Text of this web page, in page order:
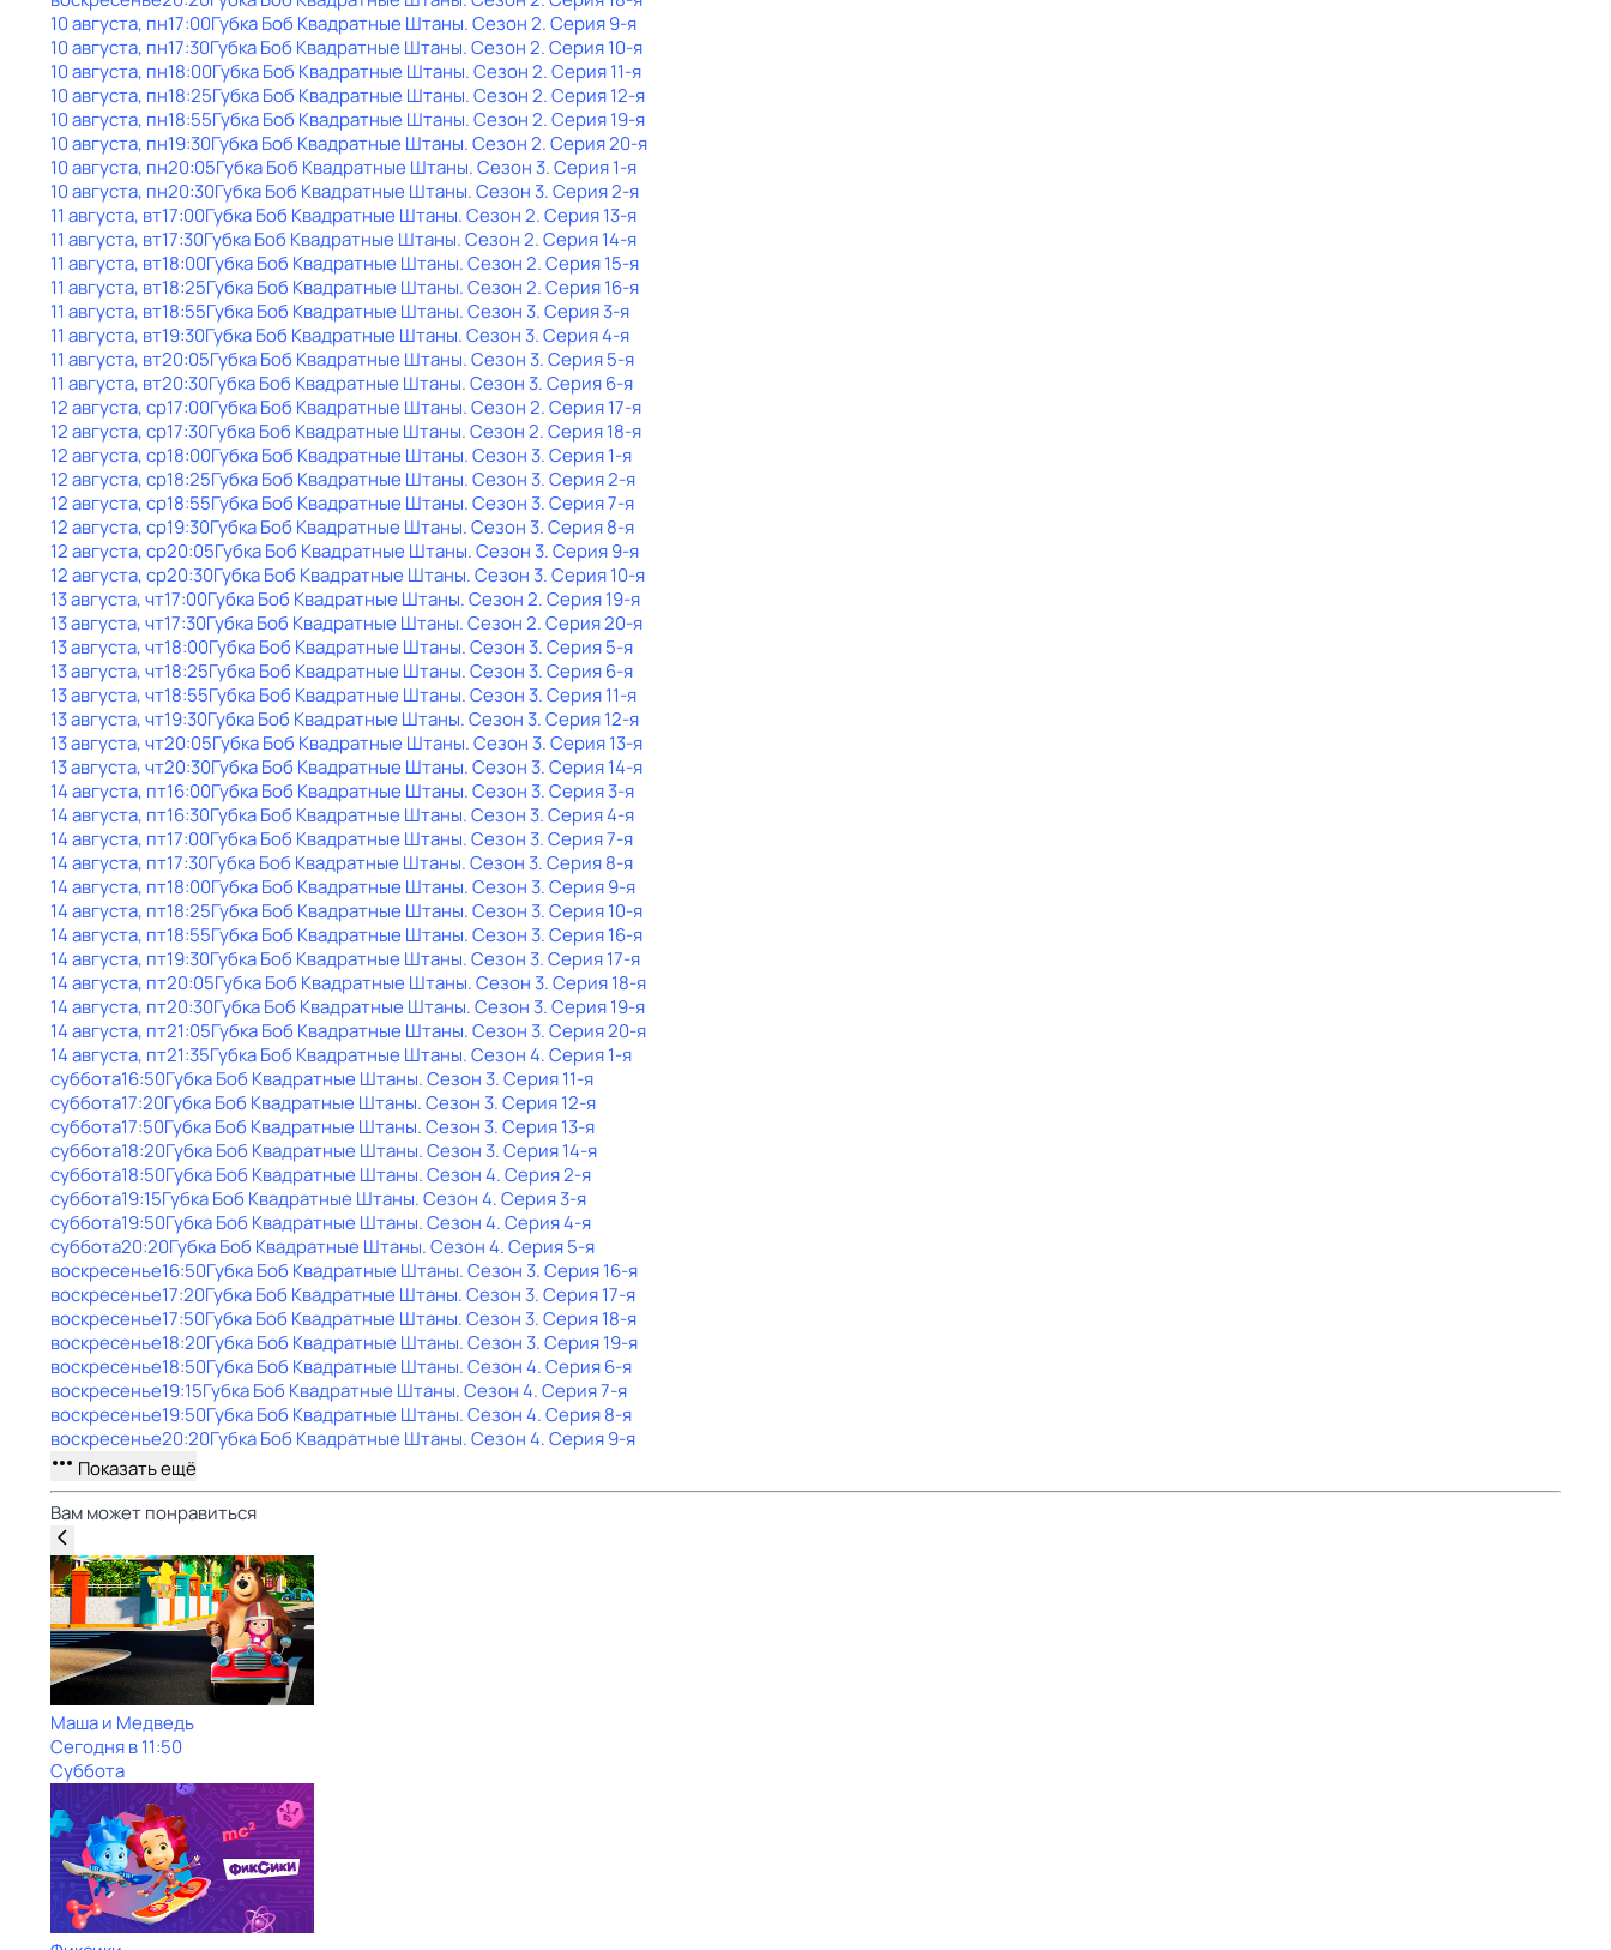
10 августа, пн17:00Губка Боб Квадратные Штаны. Сезон 2. Серия 9-я
10 августа, пн17:30Губка Боб Квадратные Штаны. Сезон 2. Серия 10-я
10 августа, пн18:00Губка Боб Квадратные Штаны. Сезон 2. Серия 11-я
10 августа, пн18:25Губка Боб Квадратные Штаны. Сезон 2. Серия 12-я
10 августа, пн18:55Губка Боб Квадратные Штаны. Сезон 2. Серия 19-я
10 августа, пн19:30Губка Боб Квадратные Штаны. Сезон 2. Серия 20-я
10 августа, пн20:05Губка Боб Квадратные Штаны. Сезон 3. Серия 1-я
10 августа, пн20:30Губка Боб Квадратные Штаны. Сезон 3. Серия 2-я
11 августа, вт17:00Губка Боб Квадратные Штаны. Сезон 2. Серия 13-я
11 августа, вт17:30Губка Боб Квадратные Штаны. Сезон 2. Серия 14-я
11 августа, вт18:00Губка Боб Квадратные Штаны. Сезон 2. Серия 15-я
11 августа, вт18:25Губка Боб Квадратные Штаны. Сезон 2. Серия 16-я
11 августа, вт18:55Губка Боб Квадратные Штаны. Сезон 3. Серия 3-я
11 августа, вт19:30Губка Боб Квадратные Штаны. Сезон 3. Серия 4-я
11 августа, вт20:05Губка Боб Квадратные Штаны. Сезон 3. Серия 5-я
11 августа, вт20:30Губка Боб Квадратные Штаны. Сезон 3. Серия 6-я
12 августа, ср17:00Губка Боб Квадратные Штаны. Сезон 2. Серия 17-я
12 августа, ср17:30Губка Боб Квадратные Штаны. Сезон 2. Серия 18-я
12 августа, ср18:00Губка Боб Квадратные Штаны. Сезон 3. Серия 1-я
12 августа, ср18:25Губка Боб Квадратные Штаны. Сезон 3. Серия 2-я
12 августа, ср18:55Губка Боб Квадратные Штаны. Сезон 3. Серия 7-я
12 августа, ср19:30Губка Боб Квадратные Штаны. Сезон 3. Серия 8-я
12 августа, ср20:05Губка Боб Квадратные Штаны. Сезон 3. Серия 9-я
12 августа, ср20:30Губка Боб Квадратные Штаны. Сезон 3. Серия 10-я
13 августа, чт17:00Губка Боб Квадратные Штаны. Сезон 2. Серия 19-я
13 августа, чт17:30Губка Боб Квадратные Штаны. Сезон 2. Серия 20-я
13 августа, чт18:00Губка Боб Квадратные Штаны. Сезон 3. Серия 5-я
13 августа, чт18:25Губка Боб Квадратные Штаны. Сезон 3. Серия 6-я
13 августа, чт18:55Губка Боб Квадратные Штаны. Сезон 3. Серия 11-я
13 августа, чт19:30Губка Боб Квадратные Штаны. Сезон 3. Серия 12-я
13 августа, чт20:05Губка Боб Квадратные Штаны. Сезон 3. Серия 13-я
13 августа, чт20:30Губка Боб Квадратные Штаны. Сезон 3. Серия 14-я
14 августа, пт16:00Губка Боб Квадратные Штаны. Сезон 3. Серия 3-я
14 августа, пт16:30Губка Боб Квадратные Штаны. Сезон 3. Серия 4-я
14 августа, пт17:00Губка Боб Квадратные Штаны. Сезон 3. Серия 7-я
14 августа, пт17:30Губка Боб Квадратные Штаны. Сезон 3. Серия 8-я
14 августа, пт18:00Губка Боб Квадратные Штаны. Сезон 3. Серия 9-я
14 августа, пт18:25Губка Боб Квадратные Штаны. Сезон 3. Серия 10-я
14 августа, пт18:55Губка Боб Квадратные Штаны. Сезон 3. Серия 16-я
14 августа, пт19:30Губка Боб Квадратные Штаны. Сезон 3. Серия 17-я
14 августа, пт20:05Губка Боб Квадратные Штаны. Сезон 3. Серия 18-я
14 августа, пт20:30Губка Боб Квадратные Штаны. Сезон 3. Серия 19-я
14 августа, пт21:05Губка Боб Квадратные Штаны. Сезон 3. Серия 20-я
14 августа, пт21:35Губка Боб Квадратные Штаны. Сезон 4. Серия 1-я
суббота16:50Губка Боб Квадратные Штаны. Сезон 3. Серия 11-я
суббота17:20Губка Боб Квадратные Штаны. Сезон 3. Серия 12-я
суббота17:50Губка Боб Квадратные Штаны. Сезон 3. Серия 13-я
суббота18:20Губка Боб Квадратные Штаны. Сезон 3. Серия 14-я
суббота18:50Губка Боб Квадратные Штаны. Сезон 4. Серия 2-я
суббота19:15Губка Боб Квадратные Штаны. Сезон 4. Серия 3-я
суббота19:50Губка Боб Квадратные Штаны. Сезон 4. Серия 4-я
суббота20:20Губка Боб Квадратные Штаны. Сезон 4. Серия 5-я
воскресенье16:50Губка Боб Квадратные Штаны. Сезон 3. Серия 16-я
воскресенье17:20Губка Боб Квадратные Штаны. Сезон 3. Серия 17-я
воскресенье17:50Губка Боб Квадратные Штаны. Сезон 3. Серия 18-я
воскресенье18:20Губка Боб Квадратные Штаны. Сезон 3. Серия 19-я
воскресенье18:50Губка Боб Квадратные Штаны. Сезон 4. Серия 6-я
воскресенье19:15Губка Боб Квадратные Штаны. Сезон 4. Серия 7-я
воскресенье19:50Губка Боб Квадратные Штаны. Сезон 4. Серия 8-я
воскресенье20:20Губка Боб Квадратные Штаны. Сезон 4. Серия 9-я
Показать ещё
Вам может понравиться
Маша и Медведь
Сегодня в 11:50
Суббота